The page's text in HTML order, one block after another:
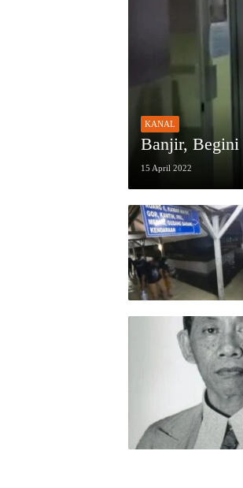
KANAL
Banjir, Begini
15 April 2022